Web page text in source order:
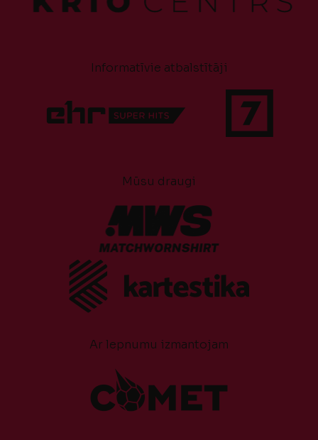
Informatīvie atbalstītāji
Mūsu draugi
Ar lepnumu izmantojam